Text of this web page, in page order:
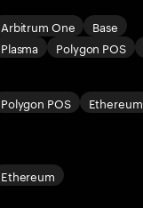
Polygon POS
Plasma
Base
Arbitrum One
Ethereum
Polygon POS
Ethereum